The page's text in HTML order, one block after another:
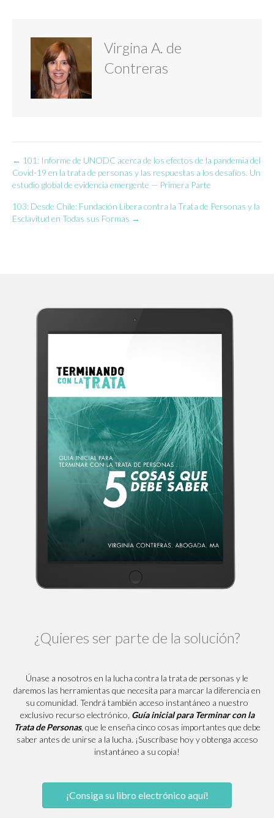
Virgina A. de
Contreras
Navegación
de
entradas
← 101: Informe de UNODC acerca de los efectos de la pandemia del
Covid-19 en la trata de personas y las respuestas a los desafíos. Un
estudio global de evidencia emergente — Primera Parte
103: Desde Chile: Fundación Libera contra la Trata de Personas y la
Esclavitud en Todas sus Formas →
¿Quieres ser parte de la solución?
Únase a nosotros en la lucha contra la trata de personas y le
daremos las herramientas que necesita para marcar la diferencia en
su comunidad. Tendrá también acceso instantáneo a nuestro
exclusivo recurso electrónico, Guía inicial para Terminar con la
Trata de Personas, que le enseña cinco cosas importantes que debe
saber antes de unirse a la lucha. ¡Suscríbase hoy y obtenga acceso
instantáneo a su copia!
¡Consiga su libro electrónico aquí!